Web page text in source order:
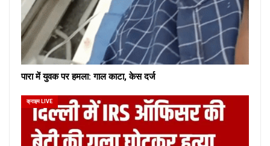
पारा में युवक पर हमला: गाल काटा, केस दर्ज
क्राइम LIVE